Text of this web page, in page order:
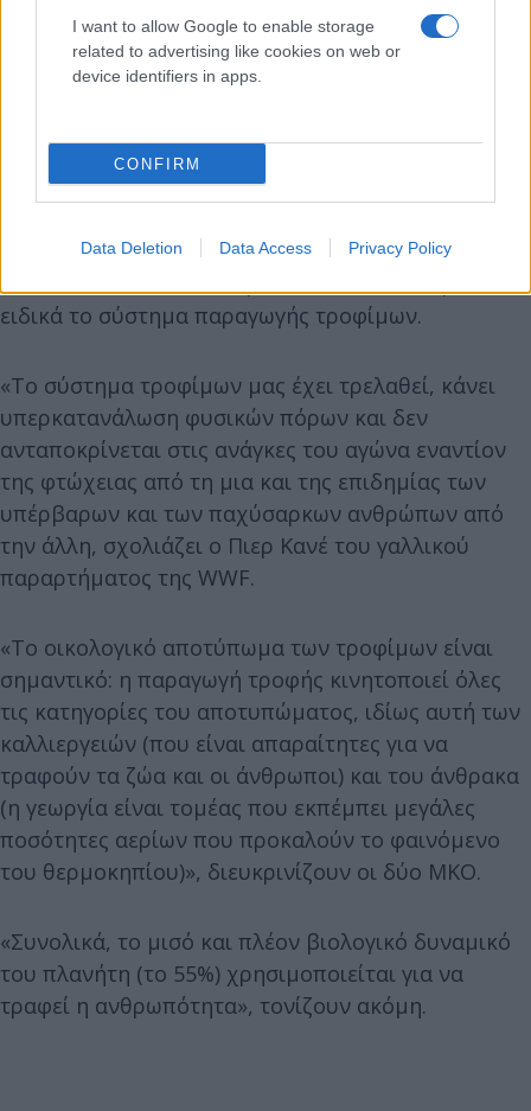
I want to allow Google to enable storage
related to advertising like cookies on web or
device identifiers in apps.
CONFIRM
Data Deletion Data Access Privacy Policy
ορυκτών καυσίμων» και συνδέεται άρρηκτα με τον
τρόπο ζωής και την κατανάλωση, ειδικά στις
πλούσιες χώρες.
Για παράδειγμα, αν όλη η ανθρωπότητα ζούσε
όπως οι Γάλλοι, η ημέρα της υπέρβασης θα
Οι WWF και Global Footprint Network επικρίνουν
ειδικά το σύστημα παραγωγής τροφίμων.
«Το σύστημα τροφίμων μας έχει τρελαθεί, κάνει
υπερκατανάλωση φυσικών πόρων και δεν
ανταποκρίνεται στις ανάγκες του αγώνα εναντίον
της φτώχειας από τη μια και της επιδημίας των
υπέρβαρων και των παχύσαρκων ανθρώπων από
την άλλη, σχολιάζει ο Πιερ Κανέ του γαλλικού
παραρτήματος της WWF.
«Το οικολογικό αποτύπωμα των τροφίμων είναι
σημαντικό: η παραγωγή τροφής κινητοποιεί όλες
τις κατηγορίες του αποτυπώματος, ιδίως αυτή των
καλλιεργειών (που είναι απαραίτητες για να
τραφούν τα ζώα και οι άνθρωποι) και του άνθρακα
(η γεωργία είναι τομέας που εκπέμπει μεγάλες
ποσότητες αερίων που προκαλούν το φαινόμενο
του θερμοκηπίου)», διευκρινίζουν οι δύο ΜΚΟ.
«Συνολικά, το μισό και πλέον βιολογικό δυναμικό
του πλανήτη (το 55%) χρησιμοποιείται για να
τραφεί η ανθρωπότητα», τονίζουν ακόμη.